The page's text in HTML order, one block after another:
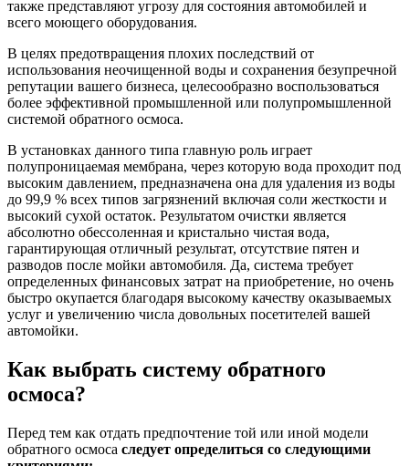
также представляют угрозу для состояния автомобилей и
всего моющего оборудования.
В целях предотвращения плохих последствий от
использования неочищенной воды и сохранения безупречной
репутации вашего бизнеса, целесообразно воспользоваться
более эффективной промышленной или полупромышленной
системой обратного осмоса.
В установках данного типа главную роль играет
полупроницаемая мембрана, через которую вода проходит под
высоким давлением, предназначена она для удаления из воды
до 99,9 % всех типов загрязнений включая соли жесткости и
высокий сухой остаток. Результатом очистки является
абсолютно обессоленная и кристально чистая вода,
гарантирующая отличный результат, отсутствие пятен и
разводов после мойки автомобиля. Да, система требует
определенных финансовых затрат на приобретение, но очень
быстро окупается благодаря высокому качеству оказываемых
услуг и увеличению числа довольных посетителей вашей
автомойки.
Как выбрать систему обратного
осмоса?
Перед тем как отдать предпочтение той или иной модели
обратного осмоса следует определиться со следующими